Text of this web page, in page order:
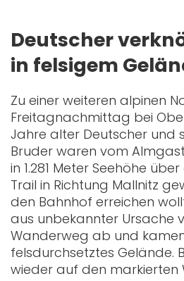
Deutscher
in felsigem
Zu einer weiteren alpinen
Freitagnachmittag bei
Jahre alter Deutscher und
Bruder waren vom
in 1.281 Meter Seehöhe
Trail in Richtung Mallnitz
den Bahnhof erreichen
aus unbekannter Ursache
Wanderweg ab und
felsdurchsetztes Gelände.
wieder auf den markierten